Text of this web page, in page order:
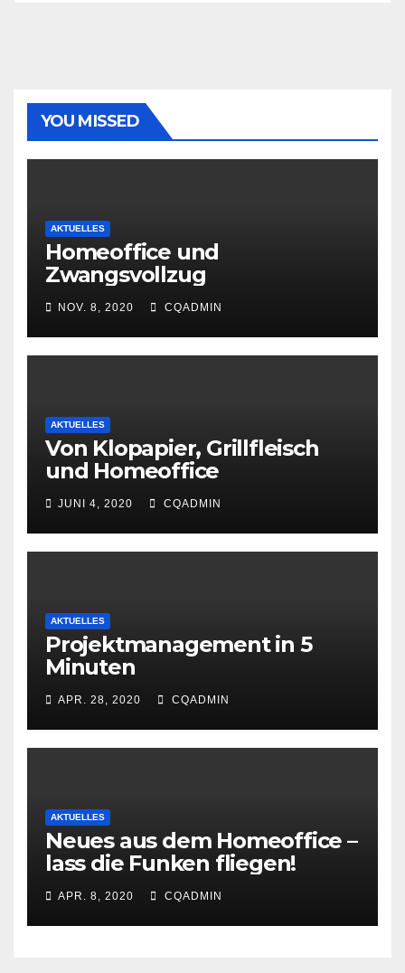
YOU MISSED
AKTUELLES
Homeoffice und
Zwangsvollzug
NOV. 8, 2020 CQADMIN
AKTUELLES
Von Klopapier, Grillfleisch
und Homeoffice
JUNI 4, 2020 CQADMIN
AKTUELLES
Projektmanagement in 5
Minuten
APR. 28, 2020 CQADMIN
AKTUELLES
Neues aus dem Homeoffice –
lass die Funken fliegen!
APR. 8, 2020 CQADMIN